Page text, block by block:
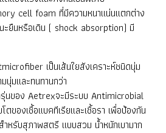
cell foam ที่มีความหนาแน่นแตกต่าง
ยืนหรือเดิน ( shock absorption) มี
เป็นเส้นใยสังเคราะห์ชนิดนุ่ม
นุ่มและทนทานกว่า
นของ Aetrexจะมีระบบ Antimicrobial
ของเชื้อแบคทีเรียและเชื้อรา เพื่อป้องกัน
หรับสุภาพสตรี แบบสวม น้ำหนักเบามาก